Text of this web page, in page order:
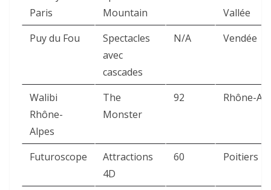
Paris
Mountain
Vallée
Puy du Fou
Spectacles
avec
cascades
N/A Vendée
Walibi
Rhône-
Alpes
The
Monster
92 Rhône-
Futuroscope
Attractions
4D
60 Poitiers